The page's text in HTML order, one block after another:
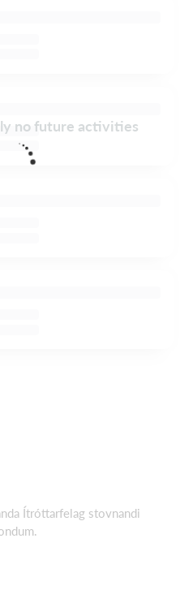
no future activities
Ítróttarfelag stovnandi